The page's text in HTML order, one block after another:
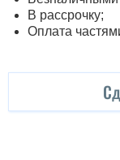
В рассрочку;
Оплата